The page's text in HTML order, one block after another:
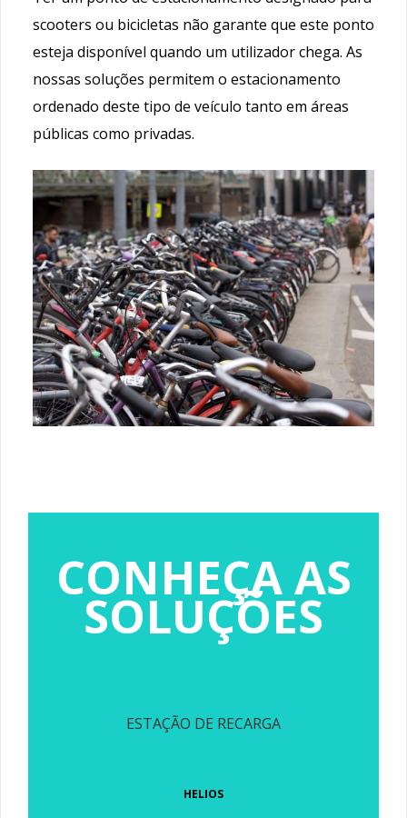
scooters ou bicicletas não garante que este ponto
esteja disponível quando um utilizador chega. As
nossas soluções permitem o estacionamento
ordenado deste tipo de veículo tanto em áreas
públicas como privadas.
CONHEÇA AS
SOLUÇÕES
ESTAÇÃO DE RECARGA
HELIOS